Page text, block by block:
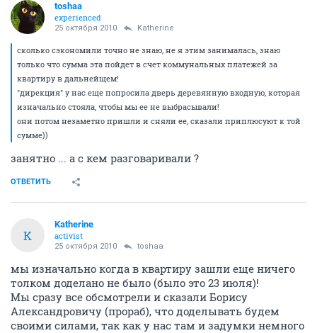
toshaa
experienced
25 октября 2010 Katherine
сколько сэкономили точно не знаю, не я этим занималась, знаю
только что сумма эта пойдет в счет коммунальных платежей за
квартиру в дальнейщем!
"дирекция" у нас еще попросила дверь деревянную входную, которая
изначально стояла, чтобы мы ее не выбрасывали!
они потом незаметно пришли и сняли ее, сказали приплюсуют к той
сумме))
занятно ... а с кем разговаривали ?
ОТВЕТИТЬ
K
Katherine
activist
25 октября 2010 toshaa
мы изначально когда в квартиру зашли еще ничего
толком доделано не было (было это 23 июля)!
Мы сразу все обсмотрели и сказали Борису
Александровичу (прораб), что доделывать будем
своими силами, так как у нас там и задумки немного